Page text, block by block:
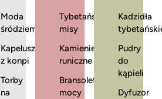
Moda
śródziemnomorska
Kapelusze
z konpi
Torby
na
Tybetańskie
misy
Kamienie
runiczne
Bransoletki
mocy
Kadzidła
Pudry
do
kąpieli
Dyfuzor